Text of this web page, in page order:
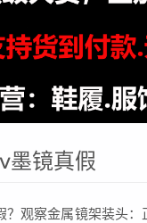
墨镜真假
？观察金属镜架装头